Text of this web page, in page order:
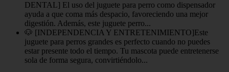
DENTAL] El uso del juguete para perro como dispensador
ayuda a que coma más despacio, favoreciendo una mejor
digestión. Además, este juguete perro...
🐶 [INDEPENDENCIA Y ENTRETENIMIENTO]Este
juguete para perros grandes es perfecto cuando no puedes
estar presente todo el tiempo. Tu mascota puede entretenerse
sola de forma segura, convirtiéndolo...